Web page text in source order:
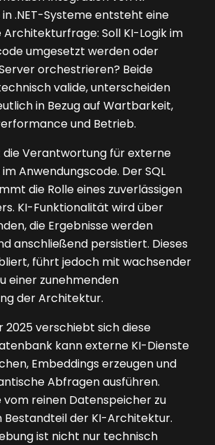
.NET-Systeme entsteht eine
Soll KI-Logik im
umgesetzt werden oder
orchestrieren? Beide
valide, unterscheiden
in Bezug auf Wartbarkeit,
und Betrieb.
die Verantwortung für externe
Anwendungscode. Der SQL
die Rolle eines zuverlässigen
KI-Funktionalität wird über
die Ergebnisse werden
anschließend persistiert. Dieses
führt jedoch mit wachsender
einer zunehmenden
der Architektur.
2025 verschiebt sich diese
kann externe KI-Dienste
Embeddings erzeugen und
Abfragen ausführen.
vom reinen Datenspeicher zu
Bestandteil der KI-Architektur.
ist nicht nur technisch